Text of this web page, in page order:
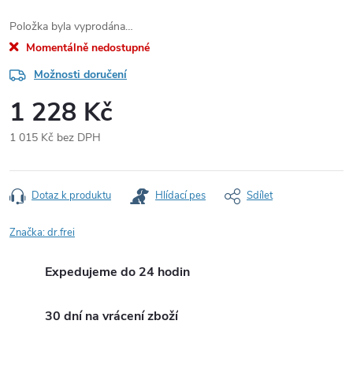
Položka byla vyprodána…
Momentálně nedostupné
Možnosti doručení
1 228 Kč
1 015 Kč bez DPH
cena:
Dotaz k produktu Hlídací pes Sdílet
Značka:dr.frei
Expedujeme do 24 hodin
30 dní na vrácení zboží